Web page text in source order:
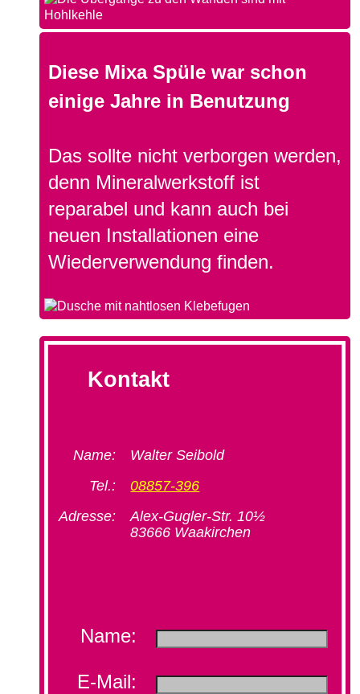
Diese Mixa Spüle war schon
einige Jahre in Benutzung
Das sollte nicht verborgen werden,
denn Mineralwerkstoff ist
reparabel und kann auch bei
neuen Installationen eine
Wiederverwendung finden.
Kontakt
Name:
Walter Seibold
Tel.:
08857-396
Adresse:
Alex-Gugler-Str. 10½
83666 Waakirchen
Name:
E-Mail: